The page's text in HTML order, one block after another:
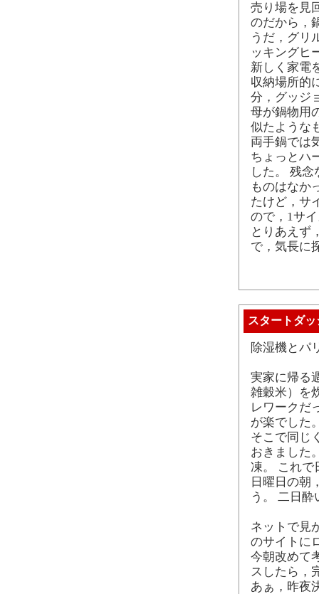
売り場を見
のだから，
うだ，グリ
ッキングヒ
新しく家電
収納場所的
分，グッジ
母が鍋物用
似たような
両手鍋では
ちょっとハ
した。 残
ものはなか
たけど，サ
ので，1サ
とりあえず
で，気長に
スタートダッ
除湿機とパ
実家に帰る
雑穀米）を
レワークだ
が楽でした
そこで同じ
おきました
凍。 これで
日曜日の朝
う。 二日
ネットで見
のサイトに
今朝改めて
スしたら，
あぁ，昨夜